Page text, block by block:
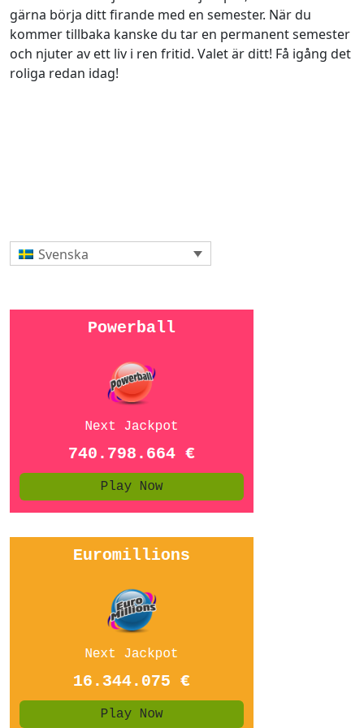
gärna börja ditt firande med en semester. När du
kommer tillbaka kanske du tar en permanent semester
och njuter av ett liv i ren fritid. Valet är ditt! Få igång det
roliga redan idag!
Svenska